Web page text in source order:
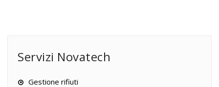
Servizi Novatech
Gestione rifiuti